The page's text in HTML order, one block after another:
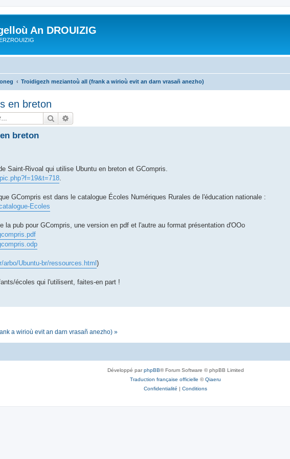
An DROUIZIG
Troidigezh meziantoù all (frank a wirioù evit an darn vrasañ anezho)
en breton
Rechercher
breton
Saint-Rivoal qui utilise Ubuntu en breton et GCompris.
GCompris est dans le catalogue Écoles Numériques Rurales de l'éducation nationale :
Ecoles
la pub pour GCompris, une version en pdf et l'autre au format présentation d'OOo
Ubuntu-br/ressources.html)
écoles qui l'utilisent, faites-en part !
a wirioù evit an darn vrasañ anezho) »
Développé parphpBB® Forum Software © phpBB Limited
Traduction française officielle ©Qiaeru
Confidentialité | Conditions